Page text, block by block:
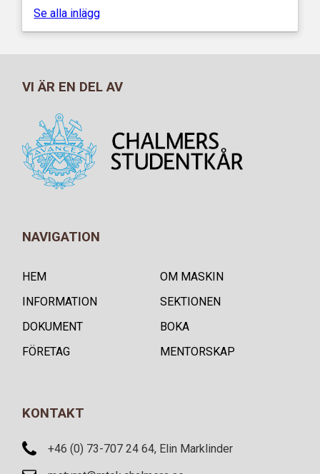
Se alla inlägg
VI ÄR EN DEL AV
NAVIGATION
HEM
OM MASKIN
INFORMATION
SEKTIONEN
DOKUMENT
BOKA
FÖRETAG
MENTORSKAP
KONTAKT
+46 (0) 73-707 24 64, Elin Marklinder